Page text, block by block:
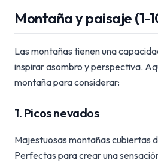
Montaña y paisaje (1-
Las montañas tienen una
inspirar asombro y perspectiva.
montaña para considerar:
1. Picos nevados
Majestuosas montañas cubiertas
Perfectas para crear una